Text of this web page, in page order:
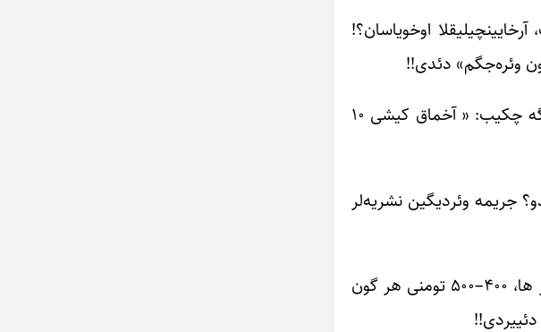
ائوه آپاریب، آرخایینچیلیقلا اوخویاسان؟!
وئره‌جگم» دئدی!!
دکه‌چی قولونو دکه‌نین ایچینه سالیب، آیرانلی نشریه‌لری آییریب، قیمتلرین چیخاردیب، قولونو ائشیگه چکیب: « آخماق کیشی ۱۰
جریمه وئردیگین نشریه‌لر
قولو دا توبه ائدیب اللری، آیاقلاریندان اوزون یولا دوشدو، یولدا گئده–گئده، اؤز–اؤزونه : «اوجور اولار ها، ۴۰۰–۵۰۰ تومنی هر گون